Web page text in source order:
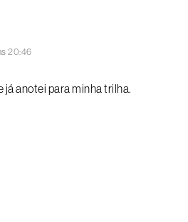
20:46
já anotei para minha trilha.